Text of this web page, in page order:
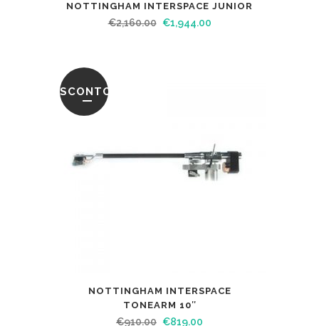
NOTTINGHAM INTERSPACE JUNIOR
€2,160.00 €1,944.00
SCONTO
NOTTINGHAM INTERSPACE
TONEARM 10″
€910.00 €819.00